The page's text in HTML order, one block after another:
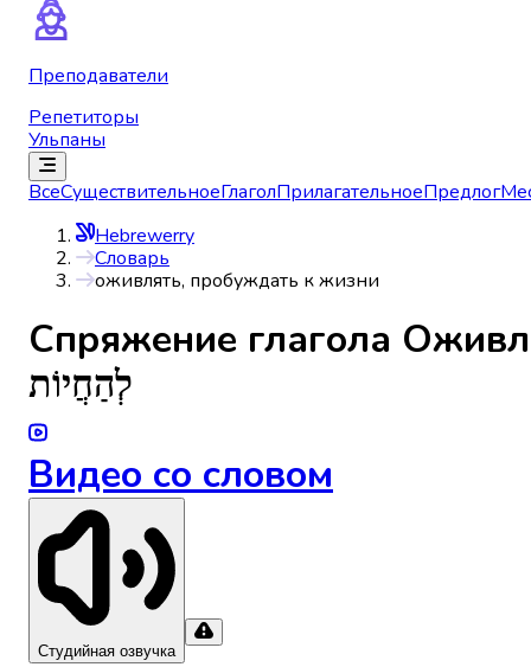
Преподаватели
Репетиторы
Ульпаны
ВсеСуществительноеГлаголПрилагательноеПредлог
Hebrewerry
Словарь
оживлять, пробуждать к жизни
Спряжениe глагола
לְהַחֲיוֹת
Видео со словом
Студийная озвучка